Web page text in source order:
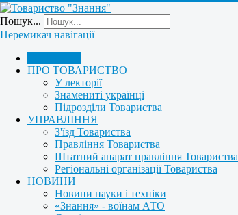
Пошук...
Перемикач навігації
ПРО ТОВАРИСТВО
У лекторії
Знамениті українці
Підрозділи Товариства
УПРАВЛІННЯ
З'їзд Товариства
Правління Товариства
Штатний апарат правління Товариства
Регіональні організації Товариства
НОВИНИ
Новини науки і техніки
«Знання» - воїнам АТО